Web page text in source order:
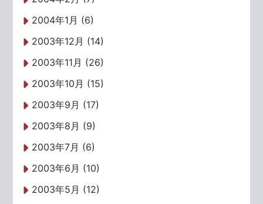
2004年1月 (6)
2003年12月 (14)
2003年11月 (26)
2003年10月 (15)
2003年9月 (17)
2003年8月 (9)
2003年7月 (6)
2003年6月 (10)
2003年5月 (12)